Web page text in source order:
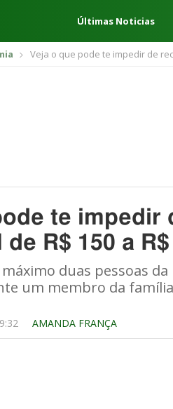
Últimas Noticias
Veja o que pode te impedir de
te impedir
R$ 150 a R$
duas pessoas
um membro da
AMANDA FRANÇA